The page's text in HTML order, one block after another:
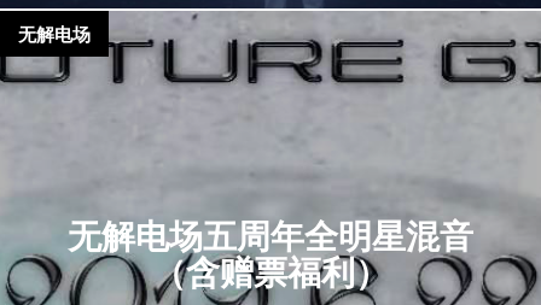
无解电场五周年全明星混音
（含赠票福利）
无解电场